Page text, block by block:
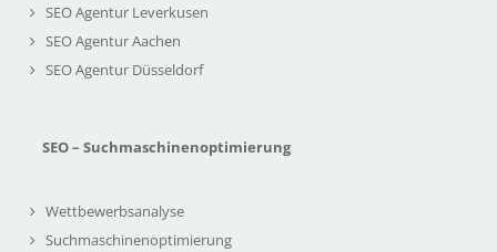
SEO Agentur Leverkusen
SEO Agentur Aachen
SEO Agentur Düsseldorf
SEO – Suchmaschinenoptimierung
Wettbewerbsanalyse
Suchmaschinenoptimierung